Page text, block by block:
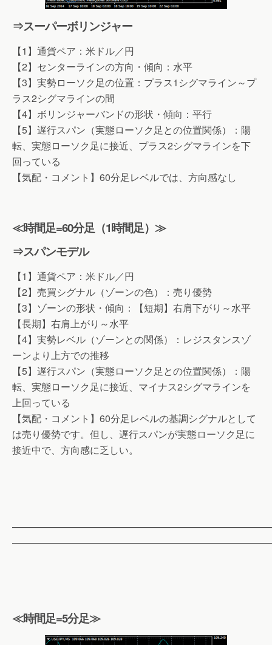
⇒スーパーボリンジャー
【1】通貨ペア：米ドル／円
【2】センターラインの方向・傾向：水平
【3】実勢ローソク足の位置：プラス1シグマライン～プ
ラス2シグマラインの間
【4】ボリンジャーバンドの形状・傾向：平行
【5】遅行スパン（実態ローソク足との位置関係）：陽
転、実態ローソク足に接近、プラス2シグマラインを下
回っている
【気配・コメント】60分足レベルでは、方向感なし
≪時間足=60分足（1時間足）≫
⇒スパンモデル
【1】通貨ペア：米ドル／円
【2】売買シグナル（ゾーンの色）：売り優勢
【3】ゾーンの形状・傾向：【短期】右肩下がり～水平
【長期】右肩上がり～水平
【4】実勢レベル（ゾーンとの関係）：レジスタンスゾ
ーンより上方での推移
【5】遅行スパン（実態ローソク足との位置関係）：陽
転、実態ローソク足に接近、マイナス2シグマラインを
上回っている
【気配・コメント】60分足レベルの基調シグナルとして
は売り優勢です。但し、遅行スパンが実態ローソク足に
接近中で、方向感に乏しい。
≪時間足=5分足≫